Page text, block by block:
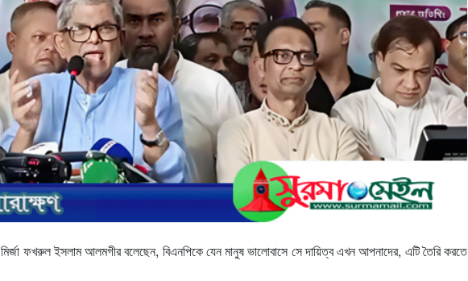
মির্জা ফখরুল ইসলাম আলমগীর বলেছেন, বিএনপিকে যেন মানুষ ভালোবাসে সে দায়িত্ব এখন আপনাদের, এটি তৈরি করতে